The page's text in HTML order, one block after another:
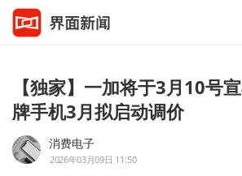
【独家】一加将于3月10号
牌手机3月拟启动调价
消费电子
2026年03月09日 11:50